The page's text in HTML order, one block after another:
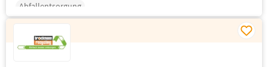
Abfallentsorgung